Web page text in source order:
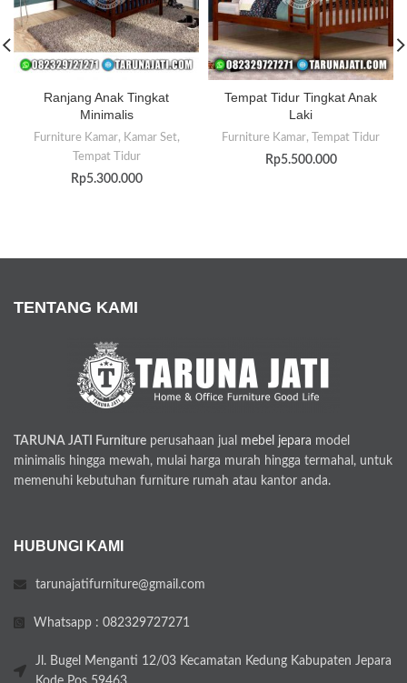
Ranjang Anak Tingkat
Minimalis
Furniture Kamar, Kamar Set,
Tempat Tidur
Rp5.300.000
Tempat Tidur Tingkat Anak
Laki
Furniture Kamar,
Tempat Tidur
Rp5.500.000
TENTANG KAMI
TARUNA JATI Furniture perusahaan jual mebel jepara model
minimalis hingga mewah, mulai harga murah hingga termahal, untuk
memenuhi kebutuhan furniture rumah atau kantor anda.
HUBUNGI KAMI
tarunajatifurniture@gmail.com
Whatsapp : 082329727271
Jl. Bugel Menganti 12/03 Kecamatan Kedung Kabupaten Jepara